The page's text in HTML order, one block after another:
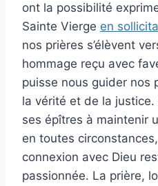
ont la possibilité
Sainte Vierge en
nos prières s’élèvent
hommage reçu avec
puisse nous guider nos
la vérité et de la
ses épîtres à maintenir
en toutes
connexion avec Dieu
passionnée. La prière,